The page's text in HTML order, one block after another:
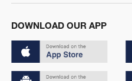
DOWNLOAD OUR APP